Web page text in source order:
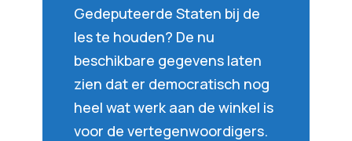
Gedeputeerde Staten bij de
les te houden? De nu
beschikbare gegevens laten
zien dat er democratisch nog
heel wat werk aan de winkel is
voor de vertegenwoordigers.